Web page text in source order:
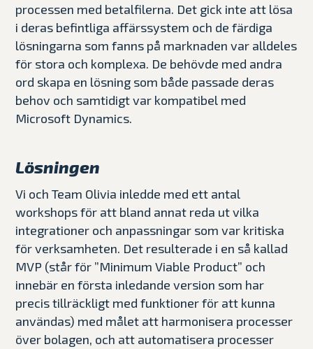
processen med betalfilerna. Det gick inte att lösa
i deras befintliga affärssystem och de färdiga
lösningarna som fanns på marknaden var alldeles
för stora och komplexa. De behövde med andra
ord skapa en lösning som både passade deras
behov och samtidigt var kompatibel med
Microsoft Dynamics.
Lösningen
Vi och Team Olivia inledde med ett antal
workshops för att bland annat reda ut vilka
integrationer och anpassningar som var kritiska
för verksamheten. Det resulterade i en så kallad
MVP (står för ”Minimum Viable Product” och
innebär en första inledande version som har
precis tillräckligt med funktioner för att kunna
användas) med målet att harmonisera processer
över bolagen, och att automatisera processer